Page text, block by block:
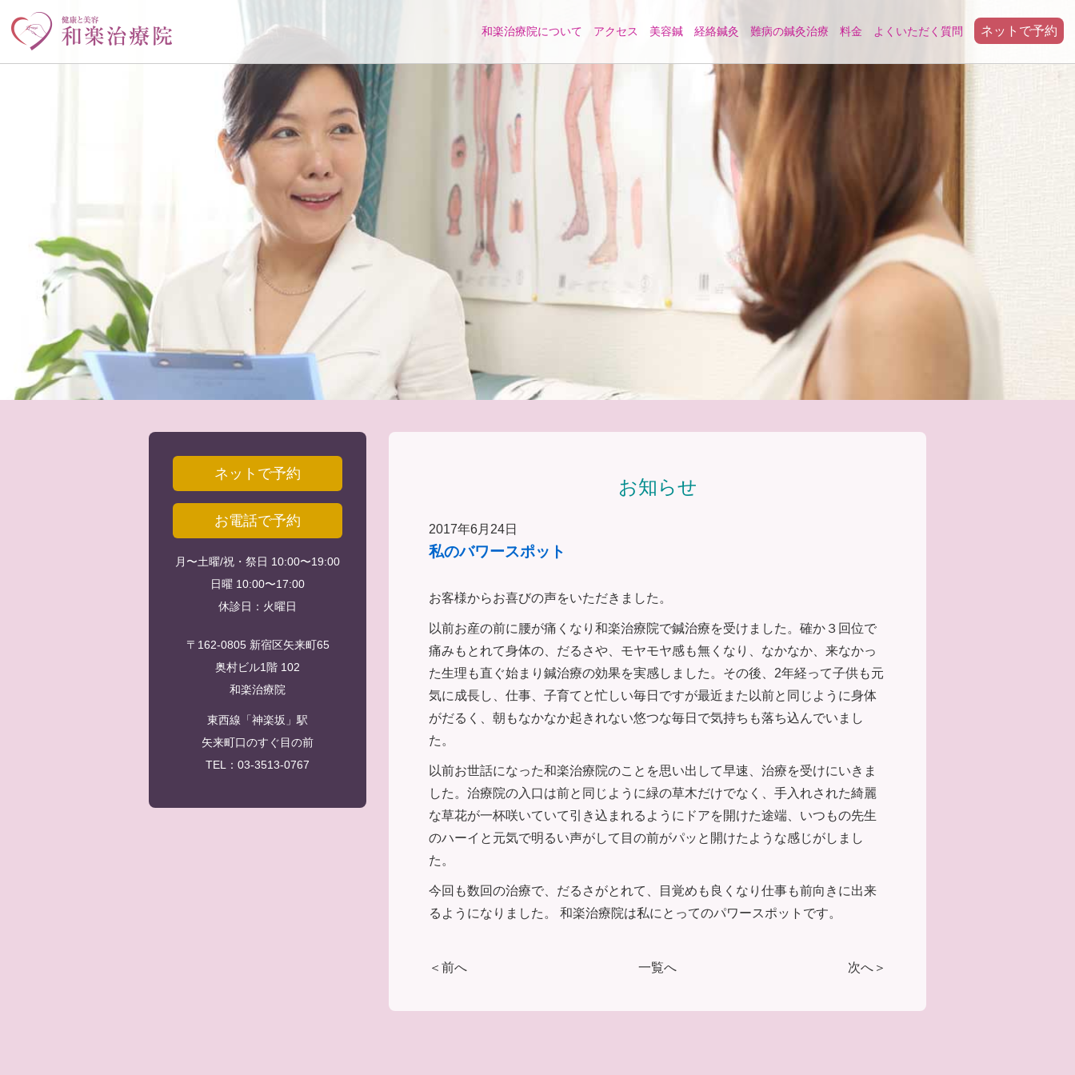
和楽治療院について アクセス 美容鍼 経絡鍼灸 難病の鍼灸治療 料金 よくいただく質問 ネットで予約
お知らせ
2017年6月24日
私のバワースポット
お客様からお喜びの声をいただきました。
以前お産の前に腰が痛くなり和楽治療院で鍼治療を受けました。確か３回位で
痛みもとれて身体の、だるさや、モヤモヤ感も無くなり、なかなか、来なかっ
た生理も直ぐ始まり鍼治療の効果を実感しました。その後、2年経って子供も元
気に成長し、仕事、子育てと忙しい毎日ですが最近また以前と同じように身体
がだるく、朝もなかなか起きれない悠つな毎日で気持ちも落ち込んでいまし
た。
以前お世話になった和楽治療院のことを思い出して早速、治療を受けにいきま
した。治療院の入口は前と同じように緑の草木だけでなく、手入れされた綺麗
な草花が一杯咲いていて引き込まれるようにドアを開けた途端、いつもの先生
のハーイと元気で明るい声がして目の前がパッと開けたような感じがしまし
た。
今回も数回の治療で、だるさがとれて、目覚めも良くなり仕事も前向きに出来
るようになりました。 和楽治療院は私にとってのパワースポットです。
＜前へ 一覧へ 次へ＞
ネットで予約
お電話で予約
月〜土曜/祝・祭日 10:00〜19:00
日曜 10:00〜17:00
休診日：火曜日
〒162-0805 新宿区矢来町65
奥村ビル1階 102
和楽治療院
東西線「神楽坂」駅
矢来町口のすぐ目の前
TEL：03-3513-0767